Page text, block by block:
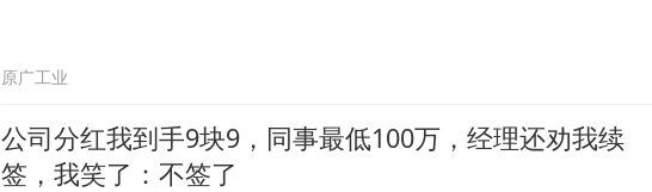
原广工业
公司分红我到手9块9，同事最低100万，经理还劝我续
签，我笑了：不签了